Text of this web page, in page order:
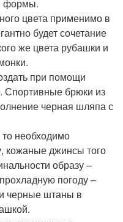
формы.
цвета применимо в
будет сочетание
же цвета рубашки и
при помощи
Спортивные брюки из
черная шляпа с
необходимо
кожаные джинсы того
образу –
погоду –
черные штаны в